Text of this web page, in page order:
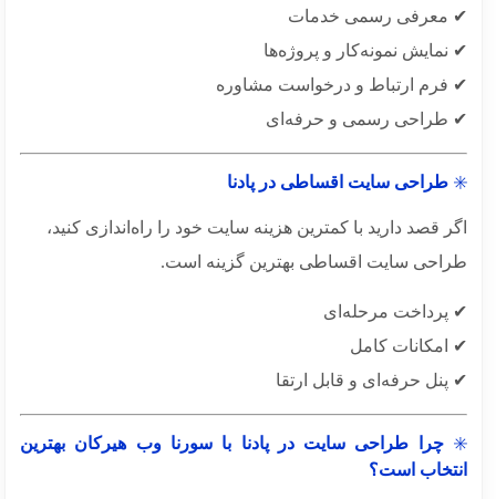
رسمی خدمات
نمونه‌کار و پروژه‌ها
ارتباط و درخواست مشاوره
رسمی و حرفه‌ای
طراحی سایت اقساطی در پادنا
قصد دارید با کمترین هزینه سایت خود را راه‌اندازی کنید،
سایت اقساطی بهترین گزینه است.
مرحله‌ای
کامل
حرفه‌ای و قابل ارتقا
چرا طراحی سایت در پادنا با سورنا وب هیرکان بهترین
است؟